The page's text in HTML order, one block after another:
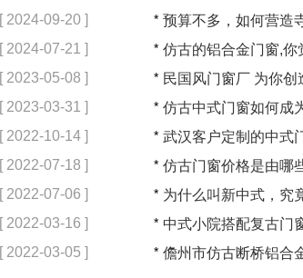
[ 2024-09-20 ] *
[ 2024-07-21 ] *
[ 2023-05-08 ] *
[ 2023-03-31 ] *
[ 2022-10-14 ] *
[ 2022-07-18 ] * 仿古门窗价格是由哪
[ 2022-07-06 ] * 为什么叫新中式，究
[ 2022-03-16 ] *
[ 2022-03-05 ] *